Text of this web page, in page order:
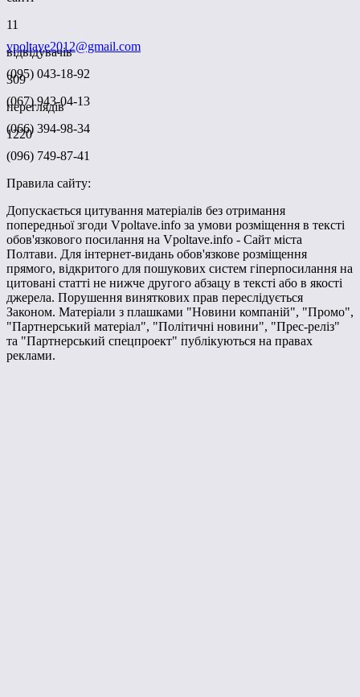
11
відвідувачів
309
переглядів
1220
vpoltave2012@gmail.com
(095) 043-18-92
(067) 943-04-13
(066) 394-98-34
(096) 749-87-41
Правила сайту:
Допускається цитування матеріалів без отримання
попередньої згоди Vpoltave.info за умови розміщення в тексті
обов'язкового посилання на Vpoltave.info - Сайт міста
Полтави. Для інтернет-видань обов'язкове розміщення
прямого, відкритого для пошукових систем гіперпосилання на
цитовані статті не нижче другого абзацу в тексті або в якості
джерела. Порушення виняткових прав переслідується
Законом. Матеріали з плашками "Новини компаній", "Промо",
"Партнерський матеріал", "Політичні новини", "Прес-реліз"
та "Партнерський спецпроект" публікуються на правах
реклами.